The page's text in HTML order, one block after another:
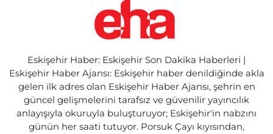
Eskişehir Haber: Eskişehir Son Dakika Haberleri |
Eskişehir Haber Ajansı: Eskişehir haber denildiğinde akla
gelen ilk adres olan Eskişehir Haber Ajansı, şehrin en
güncel gelişmelerini tarafsız ve güvenilir yayıncılık
anlayışıyla okuruyla buluşturuyor; Eskişehir'in nabzını
günün her saati tutuyor. Porsuk Çayı kıyısından,